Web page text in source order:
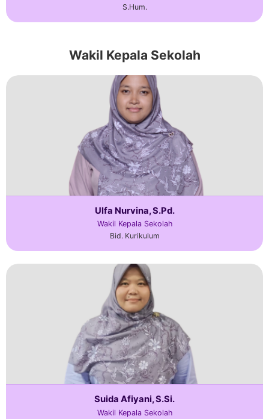
S.Hum.
Wakil Kepala Sekolah
Ulfa Nurvina, S.Pd.
Wakil Kepala Sekolah
Bid. Kurikulum
Suida Afiyani, S.Si.
Wakil Kepala Sekolah